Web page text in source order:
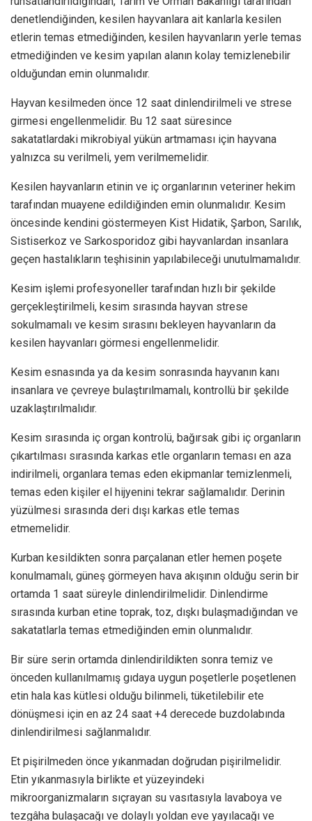
denetlendiğinden, kesilen hayvanlara ait kanlarla kesilen
etlerin temas etmediğinden, kesilen hayvanların yerle temas
etmediğinden ve kesim yapılan alanın kolay temizlenebilir
olduğundan emin olunmalıdır.
Hayvan kesilmeden önce 12 saat dinlendirilmeli ve strese
girmesi engellenmelidir. Bu 12 saat süresince
sakatatlardaki mikrobiyal yükün artmaması için hayvana
yalnızca su verilmeli, yem verilmemelidir.
Kesilen hayvanların etinin ve iç organlarının veteriner hekim
tarafından muayene edildiğinden emin olunmalıdır. Kesim
öncesinde kendini göstermeyen Kist Hidatik, Şarbon, Sarılık,
Sistiserkoz ve Sarkosporidoz gibi hayvanlardan insanlara
geçen hastalıkların teşhisinin yapılabileceği unutulmamalıdır.
Kesim işlemi profesyoneller tarafından hızlı bir şekilde
gerçekleştirilmeli, kesim sırasında hayvan strese
sokulmamalı ve kesim sırasını bekleyen hayvanların da
kesilen hayvanları görmesi engellenmelidir.
Kesim esnasında ya da kesim sonrasında hayvanın kanı
insanlara ve çevreye bulaştırılmamalı, kontrollü bir şekilde
uzaklaştırılmalıdır.
Kesim sırasında iç organ kontrolü, bağırsak gibi iç organların
çıkartılması sırasında karkas etle organların teması en aza
indirilmeli, organlara temas eden ekipmanlar temizlenmeli,
temas eden kişiler el hijyenini tekrar sağlamalıdır. Derinin
yüzülmesi sırasında deri dışı karkas etle temas
etmemelidir.
Kurban kesildikten sonra parçalanan etler hemen poşete
konulmamalı, güneş görmeyen hava akışının olduğu serin bir
ortamda 1 saat süreyle dinlendirilmelidir. Dinlendirme
sırasında kurban etine toprak, toz, dışkı bulaşmadığından ve
sakatatlarla temas etmediğinden emin olunmalıdır.
Bir süre serin ortamda dinlendirildikten sonra temiz ve
önceden kullanılmamış gıdaya uygun poşetlerle poşetlenen
etin hala kas kütlesi olduğu bilinmeli, tüketilebilir ete
dönüşmesi için en az 24 saat +4 derecede buzdolabında
dinlendirilmesi sağlanmalıdır.
Et pişirilmeden önce yıkanmadan doğrudan pişirilmelidir.
Etin yıkanmasıyla birlikte et yüzeyindeki
mikroorganizmaların sıçrayan su vasıtasıyla lavaboya ve
tezgâha bulaşacağı ve dolaylı yoldan eve yayılacağı ve